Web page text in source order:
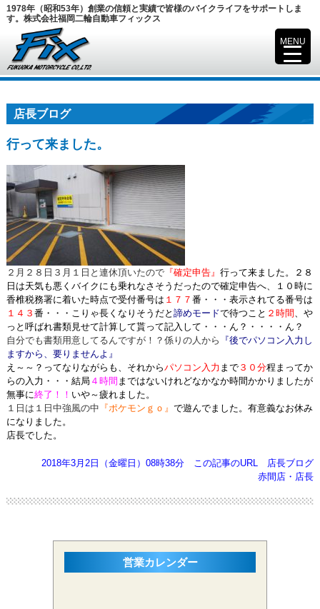
1978年（昭和53年）創業の信頼と実績で皆様のバイクライフをサポートしま
す。株式会社福岡二輪自動車フィックス
店長ブログ
行って来ました。
２月２８日３月１日と連休頂いたので『確定申告』 行って来ました。２８
日は天気も悪くバイクにも乗れなさそうだったので確定申告へ、１０時に
香椎税務署に着いた時点で受付番号は １７７ 番・・・表示されてる番号は
１４３ 番・・・こりゃ長くなりそうだと 諦めモードで待つこと ２時間 、や
っと呼ばれ書類見せて計算して貰って記入して・・・ん？・・・・ん？
自分でも書類用意してるんですが！？係りの人から
『後でパソコン入力し
ますから、要りませんよ』
え～～？ってなりながらも、それからパソコン入力 まで３０分程まってか
らの入力・・・ 結局 ４時間 まではないけれどなかなか時間かかりましたが
無事に終了！！ いや～疲れました。
１日は１日中強風の中 『ポケモンｇｏ』 で遊んでました。有意義なお休み
になりました。
店長でした。
2018年3月2日（金曜日）08時38分 この記事のURL
店長ブログ
赤間店・店長
営業カレンダー
MENU
▼